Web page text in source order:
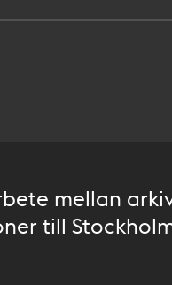
mellan
till